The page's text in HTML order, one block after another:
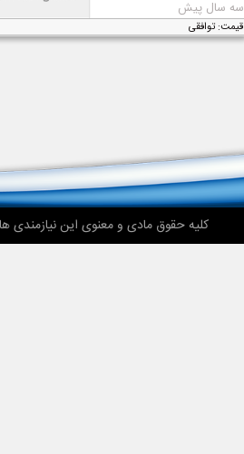
سه سال پیش
قیمت: توافقی
کلیه حقوق مادی و معنوی این نیازمندی